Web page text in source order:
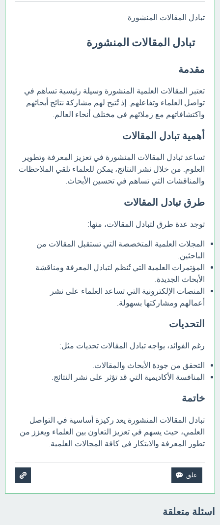
تبادل المقالات المنشورة
تبادل المقالات المنشورة
مقدمة
تعتبر المقالات العلمية المنشورة وسيلة رئيسية تساهم في
تواصل العلماء وتفاعلهم. إذ تُتيح لهم مشاركة نتائج أبحاثهم
واكتشافاتهم مع زملائهم في مختلف أنحاء العالم.
أهمية تبادل المقالات
تساعد تبادل المقالات المنشورة في تعزيز المعرفة وتطوير
العلوم. من خلال نشر النتائج، يمكن للعلماء تلقي الملاحظات
والمناقشات التي تساهم في تحسين الأبحاث.
طرق تبادل المقالات
توجد عدة طرق لتبادل المقالات، منها:
المجلات العلمية المتخصصة التي تستقبل المقالات من
الباحثين.
المؤتمرات العلمية التي تُنظم لتبادل المعرفة ومناقشة
الأبحاث الجديدة.
المنصات الإلكترونية التي تساعد العلماء على نشر
أعمالهم ومشاركتها بسهولة.
التحديات
رغم الفوائد، يواجه تبادل المقالات تحديات مثل:
التحقق من جودة الأبحاث والمقالات.
المنافسة الأكاديمية التي قد تؤثر على نشر النتائج.
خاتمة
تبادل المقالات المنشورة يعد ركيزة أساسية في التواصل
العلمي، حيث يسهم في تعزيز التعاون بين العلماء ويعزز من
تطور المعرفة والابتكار في كافة المجالات العلمية.
اسئلة متعلقة